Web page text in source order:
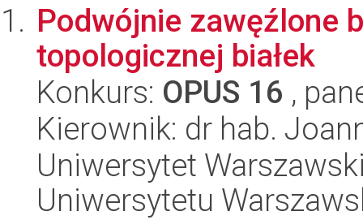
Podwójnie zawęźlone
topologicznej białek
Konkurs: OPUS 16 ,
Kierownik: dr hab.
Uniwersytet
Uniwersytetu